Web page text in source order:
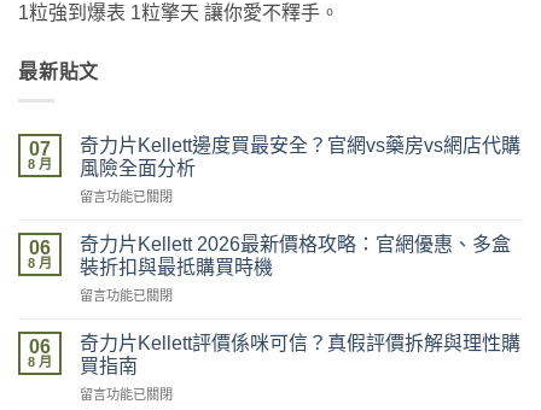
1粒強到爆表 1粒擎天 讓你愛不釋手。
最新貼文
07
8 月
奇力片Kellett邊度買最安全？官網vs藥房vs網店代購
風險全面分析
在
力
片
Kellett
邊
買
最
安
全？
留言功能已關閉
06
8 月
奇力片Kellett 2026最新價格攻略：官網優惠、多盒
裝折扣與最抵購買時機
在
力
片
Kellett
2026
留言功能已關閉
06
8 月
奇力片Kellett評價係咪可信？真假評價拆解與理性購
買指南
在
留言功能已關閉